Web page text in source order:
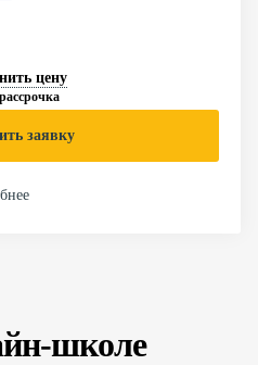
цену
заявку
школе